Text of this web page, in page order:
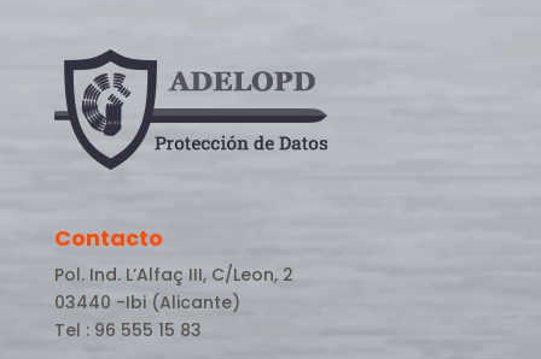
Contacto
Pol. Ind. L’Alfaç III, C/Leon, 2
03440 -Ibi (Alicante)
Tel : 96 555 15 83